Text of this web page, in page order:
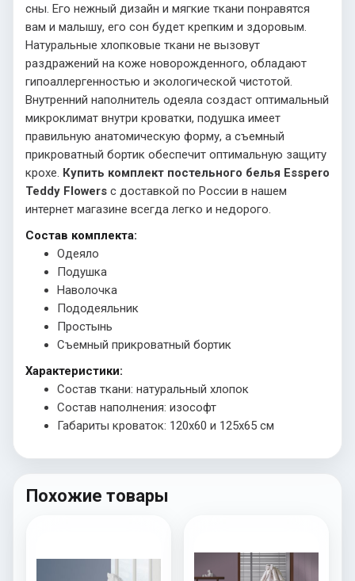
сны. Его нежный дизайн и мягкие ткани понравятся
вам и малышу, его сон будет крепким и здоровым.
Натуральные хлопковые ткани не вызовут
раздражений на коже новорожденного, обладают
гипоаллергенностью и экологической чистотой.
Внутренний наполнитель одеяла создаст оптимальный
микроклимат внутри кроватки, подушка имеет
правильную анатомическую форму, а съемный
прикроватный бортик обеспечит оптимальную защиту
крохе. Купить комплект постельного белья Esspero
Teddy Flowers с доставкой по России в нашем
интернет магазине всегда легко и недорого.
Состав комплекта:
Одеяло
Подушка
Наволочка
Пододеяльник
Простынь
Съемный прикроватный бортик
Характеристики:
Состав ткани: натуральный хлопок
Состав наполнения: изософт
Габариты кроваток: 120х60 и 125х65 см
Похожие товары